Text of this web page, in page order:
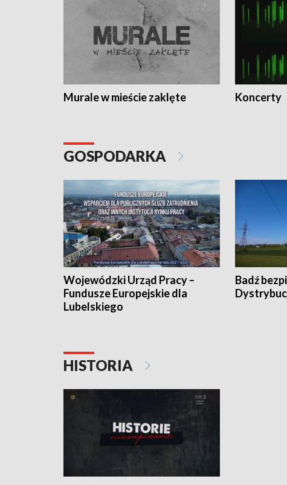
Murale w mieście zaklęte Koncerty
GOSPODARKA
Wojewódzki Urząd Pracy –
Fundusze Europejskie dla
Lubelskiego
Badź
HISTORIA